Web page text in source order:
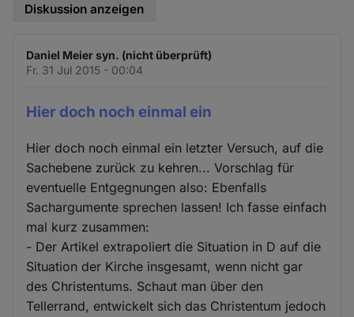
Diskussion anzeigen
Daniel Meier syn. (nicht überprüft)
Fr. 31 Jul 2015 - 00:04
Hier doch noch einmal ein
Hier doch noch einmal ein letzter Versuch, auf die
Sachebene zurück zu kehren... Vorschlag für
eventuelle Entgegnungen also: Ebenfalls
Sachargumente sprechen lassen! Ich fasse einfach
mal kurz zusammen:
- Der Artikel extrapoliert die Situation in D auf die
Situation der Kirche insgesamt, wenn nicht gar
des Christentums. Schaut man über den
Tellerrand, entwickelt sich das Christentum jedoch